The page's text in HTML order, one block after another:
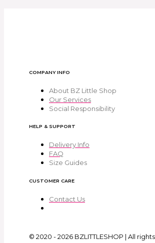
COMPANY INFO
About BZ Little Shop
Our Services
Social Responsibility
HELP & SUPPORT
Delivery Info
FAQ
Size Guides
CUSTOMER CARE
Contact Us
© 2020 - 2026 BZLITTLESHOP | All